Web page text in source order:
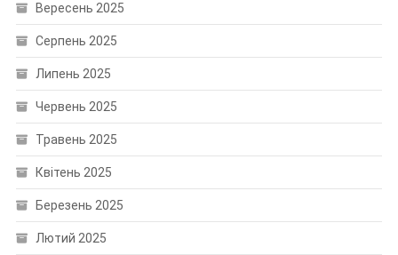
Вересень 2025
Серпень 2025
Липень 2025
Червень 2025
Травень 2025
Квітень 2025
Березень 2025
Лютий 2025